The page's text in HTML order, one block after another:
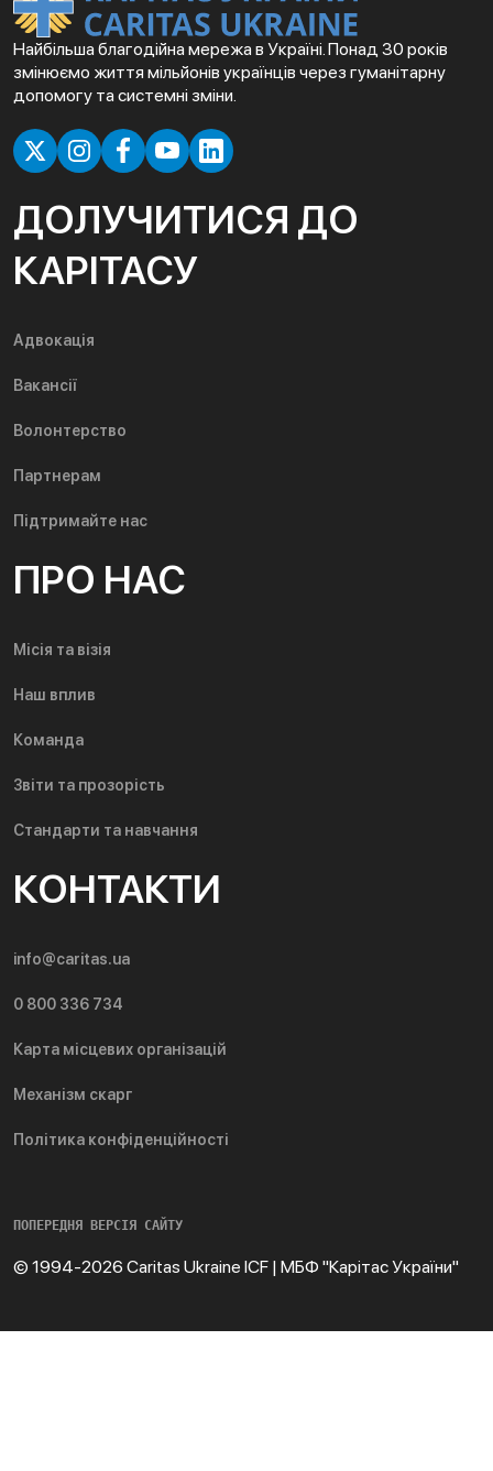
Найбільша благодійна мережа в Україні. Понад 30 років
змінюємо життя мільйонів українців через гуманітарну
допомогу та системні зміни.
ДОЛУЧИТИСЯ ДО
КАРІТАСУ
Адвокація
Вакансії
Волонтерство
Партнерам
Підтримайте нас
ПРО НАС
Місія та візія
Наш вплив
Команда
Звіти та прозорість
Стандарти та навчання
КОНТАКТИ
info@caritas.ua
0 800 336 734
Карта місцевих організацій
Механізм скарг
Політика конфіденційності
ПОПЕРЕДНЯ ВЕРСІЯ САЙТУ
© 1994-2026 Caritas Ukraine ICF | МБФ "Карітас України"